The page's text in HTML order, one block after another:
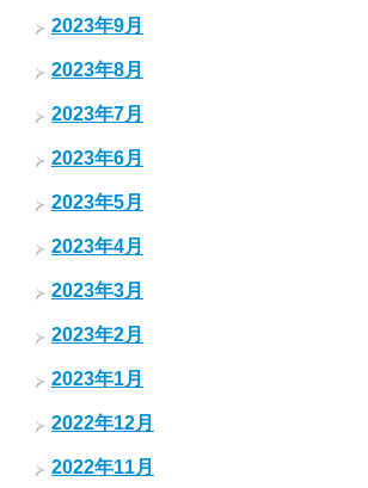
2023年9月
2023年8月
2023年7月
2023年6月
2023年5月
2023年4月
2023年3月
2023年2月
2023年1月
2022年12月
2022年11月